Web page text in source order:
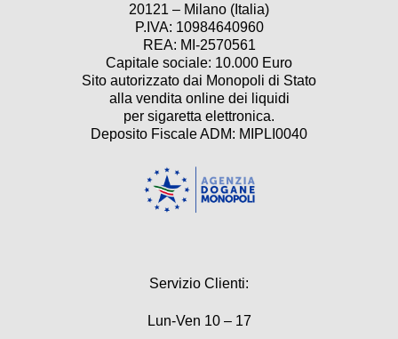
20121 – Milano (Italia)
P.IVA: 10984640960
REA: MI-2570561
Capitale sociale: 10.000 Euro
Sito autorizzato dai Monopoli di Stato
alla vendita online dei liquidi
per sigaretta elettronica.
Deposito Fiscale ADM: MIPLI0040
Servizio Clienti:
Lun-Ven 10 – 17